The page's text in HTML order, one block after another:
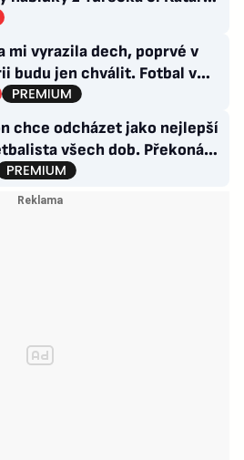
posílí Švéd
mi vyrazila dech, poprvé v
budu jen chválit. Fotbal v
balení
chce odcházet jako nejlepší
všech dob. Překoná